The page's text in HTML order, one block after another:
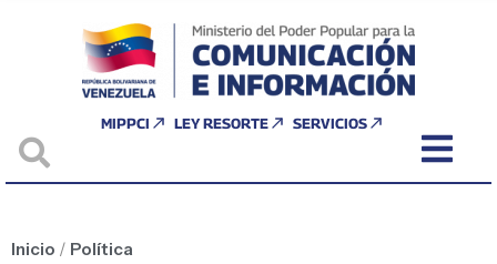
MIPPCI LEY RESORTE SERVICIOS
Inicio / Política